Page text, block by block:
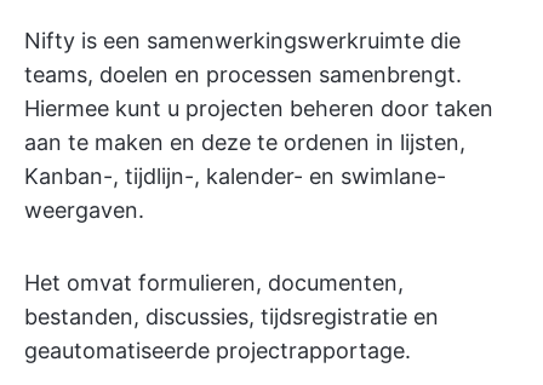
Nifty is een samenwerkingswerkruimte die
teams, doelen en processen samenbrengt.
Hiermee kunt u projecten beheren door taken
aan te maken en deze te ordenen in lijsten,
Kanban-, tijdlijn-, kalender- en swimlane-
weergaven.
Het omvat formulieren, documenten,
bestanden, discussies, tijdsregistratie en
geautomatiseerde projectrapportage.